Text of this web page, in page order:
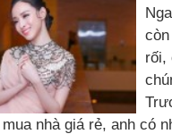
rối,
nhà giá rẻ, anh có